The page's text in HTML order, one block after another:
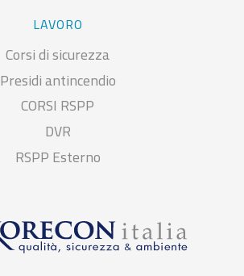
LAVORO
Corsi di sicurezza
Presidi antincendio
CORSI RSPP
DVR
RSPP Esterno